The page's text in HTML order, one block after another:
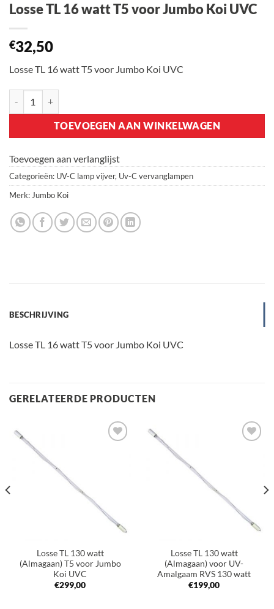
Losse TL 16 watt T5 voor Jumbo Koi UVC
€32,50
Losse TL 16 watt T5 voor Jumbo Koi UVC
TOEVOEGEN AAN WINKELWAGEN
Toevoegen aan verlanglijst
Categorieën: UV-C lamp vijver, Uv-C vervanglampen
Merk: Jumbo Koi
BESCHRIJVING
Losse TL 16 watt T5 voor Jumbo Koi UVC
GERELATEERDE PRODUCTEN
Losse TL 130 watt
(Almagaan) T5 voor Jumbo
Koi UVC
€299,00
Losse TL 130 watt
(Almagaan) voor UV-
Amalgaam RVS 130 watt
€199,00